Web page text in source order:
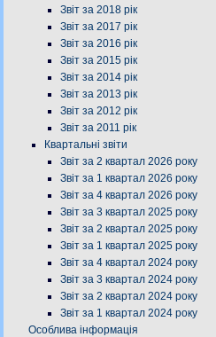
Звіт за 2018 рік
Звіт за 2017 рік
Звіт за 2016 рік
Звіт за 2015 рік
Звіт за 2014 рік
Звіт за 2013 рік
Звіт за 2012 рік
Звіт за 2011 рік
Квартальні звіти
Звіт за 2 квартал 2026 року
Звіт за 1 квартал 2026 року
Звіт за 4 квартал 2026 року
Звіт за 3 квартал 2025 року
Звіт за 2 квартал 2025 року
Звіт за 1 квартал 2025 року
Звіт за 4 квартал 2024 року
Звіт за 3 квартал 2024 року
Звіт за 2 квартал 2024 року
Звіт за 1 квартал 2024 року
Особлива інформація